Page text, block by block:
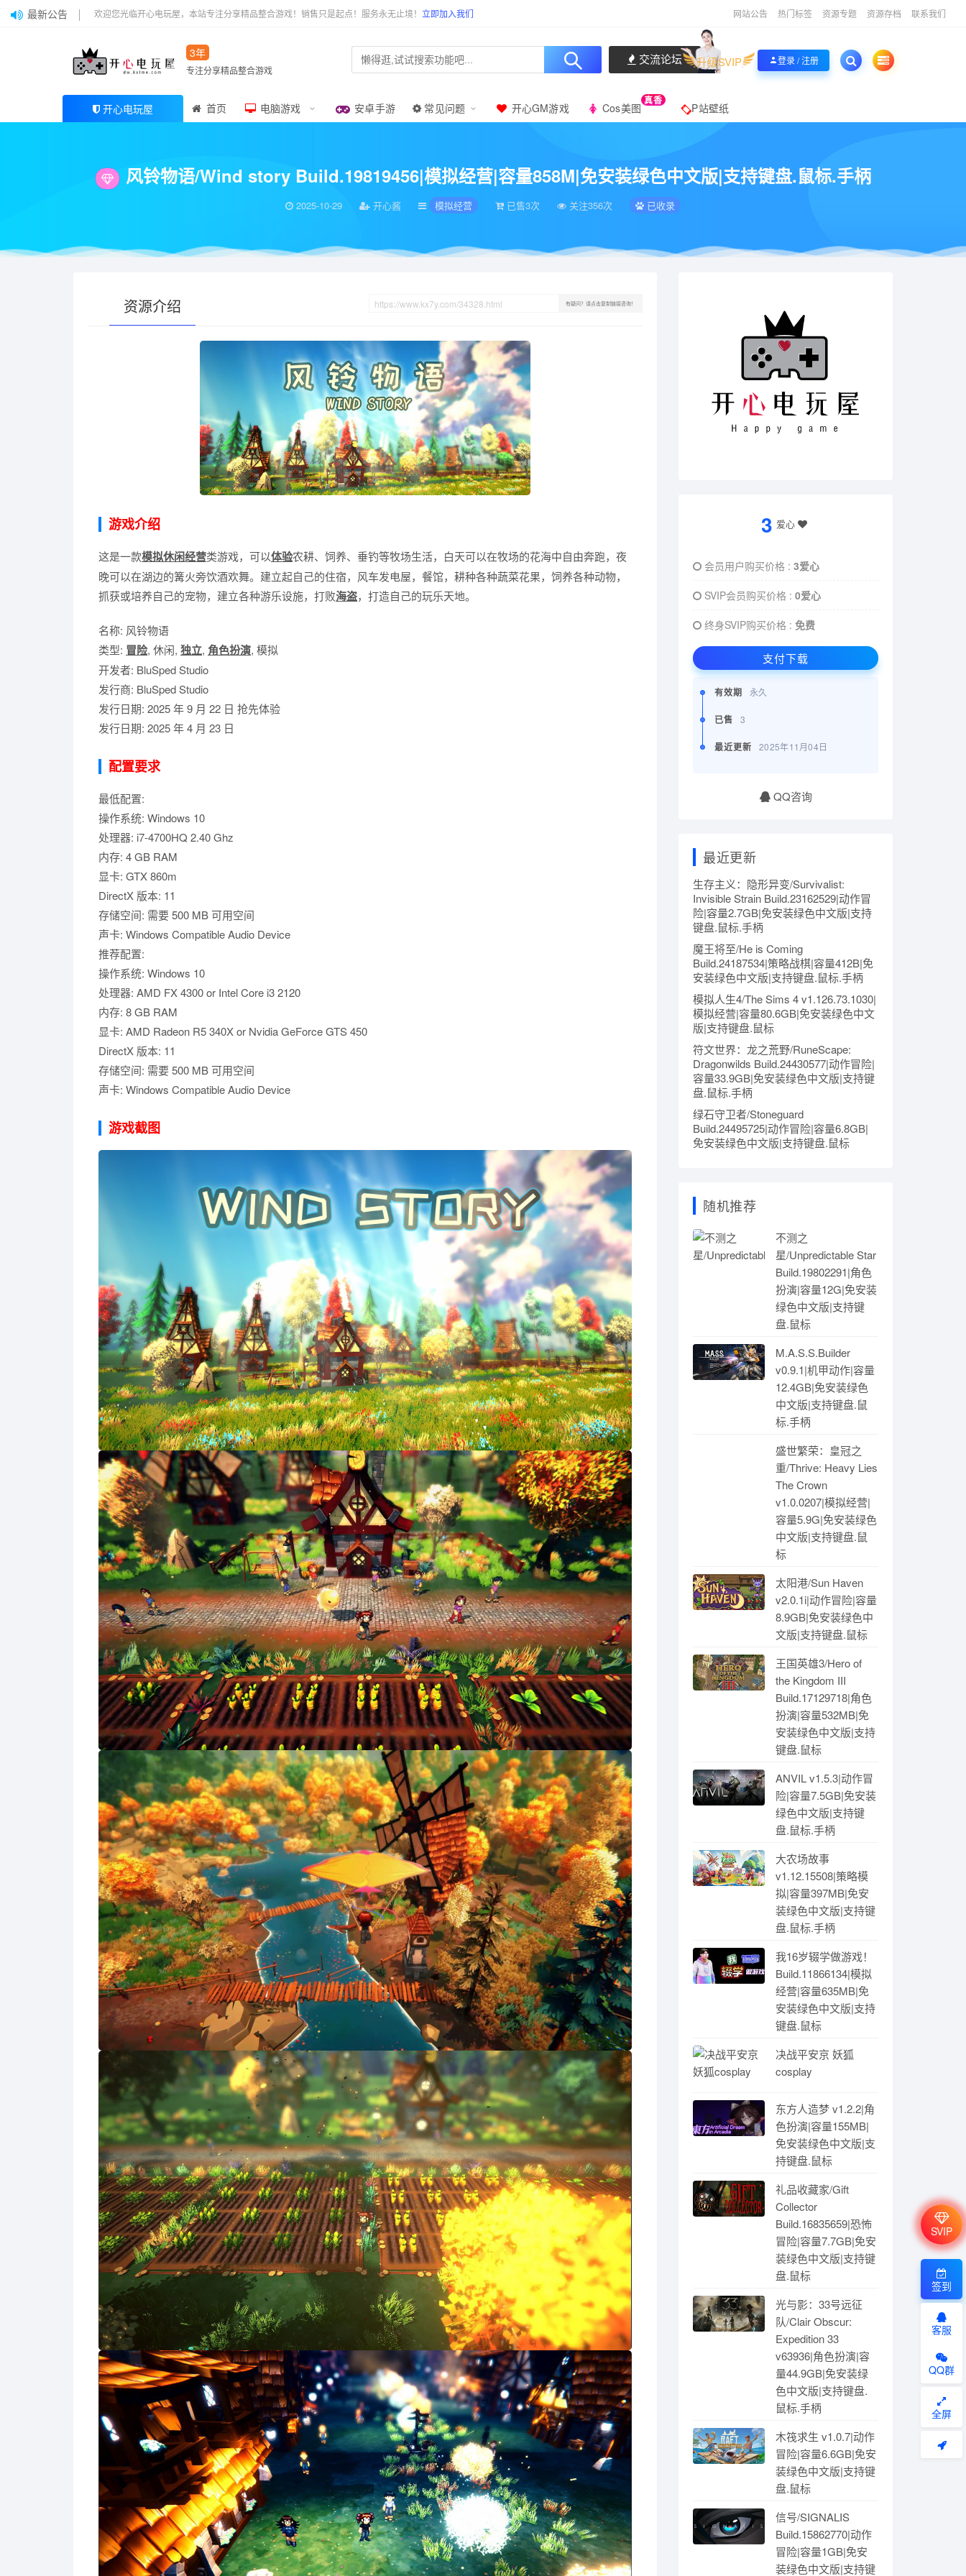
最新公告 欢迎您光临开心电玩屋，本站专注分享精品整合游戏！销售只是起点！服务永无止境！ 立即加入我们 网站公告 热门标签 资源专题 资源存档 联系我们
3年
专注分享精品整合游戏
交流论坛 升级SVIP 登录 / 注册
开心电玩屋 首页 电脑游戏 安卓手游 常见问题 开心GM游戏 Cos美图
真香
P站壁纸
开心电玩屋 > 电脑游戏 > 模拟经营 >风铃物语/Wind story Build.19819456|模拟经营|容量858M|免安装绿色中文版|支持键盘.鼠标.手柄
风铃物语/Wind story Build.19819456|模拟经营|容量858M|免安装绿色中文版|支持键盘.鼠标.手柄
2025-10-29 开心酱 模拟经营 已售3次 关注356次 已收录
资源介绍 有疑问？请点击复制链接咨询！
游戏介绍
这是一款模拟休闲经营类游戏，可以体验农耕、饲养、垂钓等牧场生活，白天可以在牧场的花海中自由奔跑，夜
晚可以在湖边的篝火旁饮酒欢舞。建立起自己的住宿，风车发电屋，餐馆，耕种各种蔬菜花果，饲养各种动物，
抓获或培养自己的宠物，建立各种游乐设施，打败海盗，打造自己的玩乐天地。
名称: 风铃物语
类型: 冒险, 休闲, 独立, 角色扮演, 模拟
开发者: BluSped Studio
发行商: BluSped Studio
发行日期: 2025 年 9 月 22 日 抢先体验
发行日期: 2025 年 4 月 23 日
配置要求
最低配置:
操作系统: Windows 10
处理器: i7-4700HQ 2.40 Ghz
内存: 4 GB RAM
显卡: GTX 860m
DirectX 版本: 11
存储空间: 需要 500 MB 可用空间
声卡: Windows Compatible Audio Device
推荐配置:
操作系统: Windows 10
处理器: AMD FX 4300 or Intel Core i3 2120
内存: 8 GB RAM
显卡: AMD Radeon R5 340X or Nvidia GeForce GTS 450
DirectX 版本: 11
存储空间: 需要 500 MB 可用空间
声卡: Windows Compatible Audio Device
游戏截图
3 爱心
会员用户购买价格 :3爱心
SVIP会员购买价格 :0爱心
终身SVIP购买价格 :免费
支付下载
有效期 永久
已售 3
最近更新 2025年11月04日
QQ咨询
最近更新
生存主义：隐形异变/Survivalist:
Invisible Strain Build.23162529|动作冒
险|容量2.7GB|免安装绿色中文版|支持
键盘.鼠标.手柄
魔王将至/He is Coming
Build.24187534|策略战棋|容量412B|免
安装绿色中文版|支持键盘.鼠标.手柄
模拟人生4/The Sims 4 v1.126.73.1030|
模拟经营|容量80.6GB|免安装绿色中文
版|支持键盘.鼠标
符文世界：龙之荒野/RuneScape:
Dragonwilds Build.24430577|动作冒险|
容量33.9GB|免安装绿色中文版|支持键
盘.鼠标.手柄
绿石守卫者/Stoneguard
Build.24495725|动作冒险|容量6.8GB|
免安装绿色中文版|支持键盘.鼠标
随机推荐
不测之
星/Unpredictable Star
Build.19802291|角色
扮演|容量12G|免安装
绿色中文版|支持键
盘.鼠标
M.A.S.S.Builder
v0.9.1|机甲动作|容量
12.4GB|免安装绿色
中文版|支持键盘.鼠
标.手柄
盛世繁荣：皇冠之
重/Thrive: Heavy Lies
The Crown
v1.0.0207|模拟经营|
容量5.9G|免安装绿色
中文版|支持键盘.鼠
标
太阳港/Sun Haven
v2.0.1i|动作冒险|容量
8.9GB|免安装绿色中
文版|支持键盘.鼠标
王国英雄3/Hero of
the Kingdom III
Build.17129718|角色
扮演|容量532MB|免
安装绿色中文版|支持
键盘.鼠标
ANVIL v1.5.3|动作冒
险|容量7.5GB|免安装
绿色中文版|支持键
盘.鼠标.手柄
大农场故事
v1.12.15508|策略模
拟|容量397MB|免安
装绿色中文版|支持键
盘.鼠标.手柄
我16岁辍学做游戏！
Build.11866134|模拟
经营|容量635MB|免
安装绿色中文版|支持
键盘.鼠标
决战平安京 妖狐
cosplay
东方人造梦 v1.2.2|角
色扮演|容量155MB|
免安装绿色中文版|支
持键盘.鼠标
礼品收藏家/Gift
Collector
Build.16835659|恐怖
冒险|容量7.7GB|免安
装绿色中文版|支持键
盘.鼠标
光与影：33号远征
队/Clair Obscur:
Expedition 33
v63936|角色扮演|容
量44.9GB|免安装绿
色中文版|支持键盘.
鼠标.手柄
木筏求生 v1.0.7|动作
冒险|容量6.6GB|免安
装绿色中文版|支持键
盘.鼠标
信号/SIGNALIS
Build.15862770|动作
冒险|容量1GB|免安
装绿色中文版|支持键
SVIP
签到
客服
QQ群
全屏